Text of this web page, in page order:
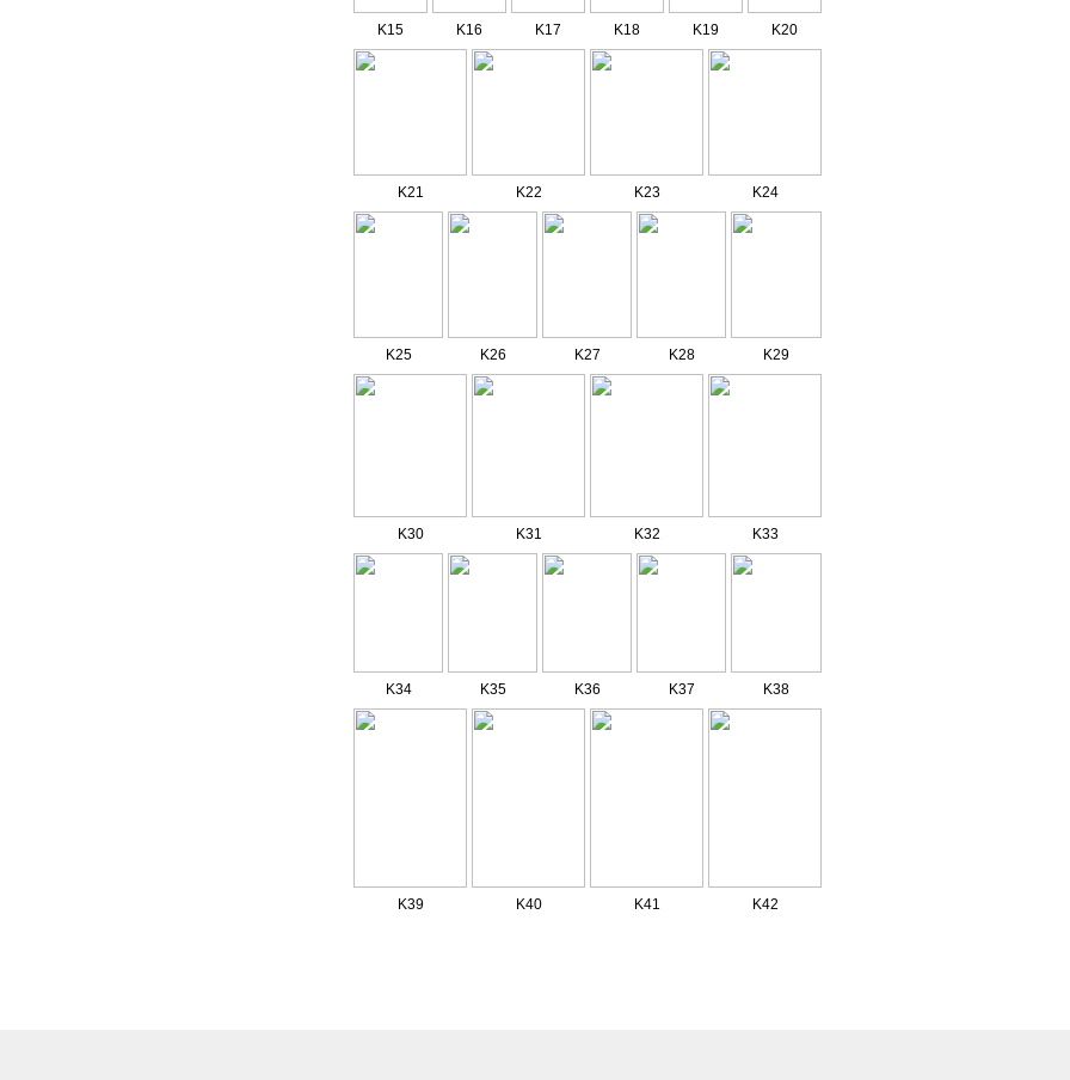
K15 K16 K17 K18 K19 K20
K21 K22 K23 K24
K25 K26 K27 K28 K29
K30 K31 K32 K33
K34 K35 K36 K37 K38
K39 K40 K41 K42